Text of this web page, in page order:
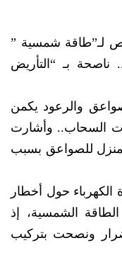
لـ”طاقة شمسية ”
ناصحة بـ “التأريض
والرعود يكمن
السحاب.. وأشارت
منزل للصواعق بسبب
الكهرباء حول أخطار
الشمسية، إذ
ونصحت بتركيب